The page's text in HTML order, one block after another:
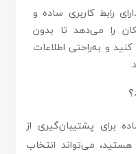
رابط کاربری ساده و
را می‌دهد تا بدون
و به‌راحتی اطلاعات
برای پشتیبان‌گیری از
می‌تواند انتخاب